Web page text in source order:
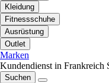
Kleidung
Fitnessschuhe
Ausrüstung
Outlet
Marken
Kundendienst in Frankreich
Suchen